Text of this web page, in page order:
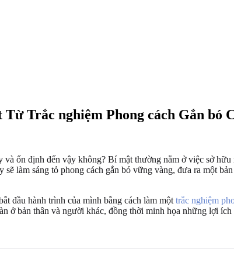
Trắc nghiệm Phong cách Gắn bó
ổn định đến vậy không? Bí mật thường nằm ở việc sở hữu
sẽ làm sáng tỏ phong cách gắn bó vững vàng, đưa ra một
đầu hành trình của mình bằng cách làm một trắc nghiệm
ở bản thân và người khác, đồng thời minh họa những lợi